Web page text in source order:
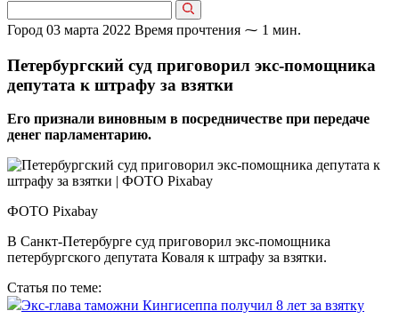
Город 03 марта 2022 Время прочтения ⁓ 1 мин.
Петербургский суд приговорил экс-помощника
депутата к штрафу за взятки
Его признали виновным в посредничестве при передаче
денег парламентарию.
ФОТО Pixabay
В Санкт-Петербурге суд приговорил экс-помощника
петербургского депутата Коваля к штрафу за взятки.
Статья по теме:
Экс-глава таможни Кингисеппа получил 8 лет за взятку